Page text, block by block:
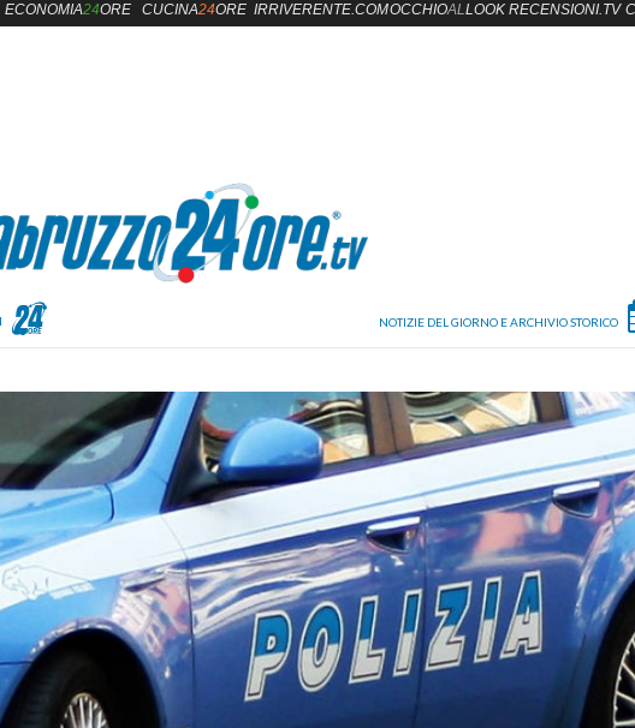
navigation
ECONOMIA24ORE CUCINA24ORE IRRIVERENTE.COMOCCHIOALLOOK RECENSIONI.TV